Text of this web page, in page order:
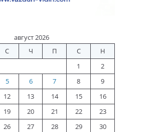
август 2026
С Ч П С
Н
1
2
5 6 7 8
9
12 13 14 15
16
19 20 21 22
23
26 27 28 29
30